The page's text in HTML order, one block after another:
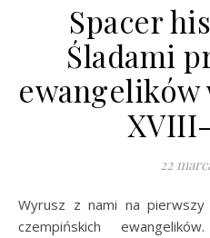
Spacer
Śladami
22
Wyrusz z nami na pierwszy historyczny spacer śladami
czempińskich